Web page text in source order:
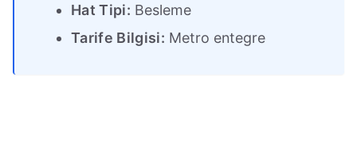
Hat Tipi: Besleme
Tarife Bilgisi: Metro entegre